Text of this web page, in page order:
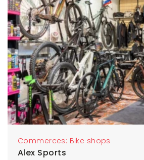
Commerces: Bike shops
Alex Sports